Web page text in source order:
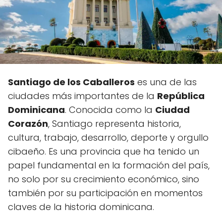
Santiago de los Caballeros es una de las
ciudades más importantes de la República
Dominicana. Conocida como la Ciudad
Corazón, Santiago representa historia,
cultura, trabajo, desarrollo, deporte y orgullo
cibaeño. Es una provincia que ha tenido un
papel fundamental en la formación del país,
no solo por su crecimiento económico, sino
también por su participación en momentos
claves de la historia dominicana.